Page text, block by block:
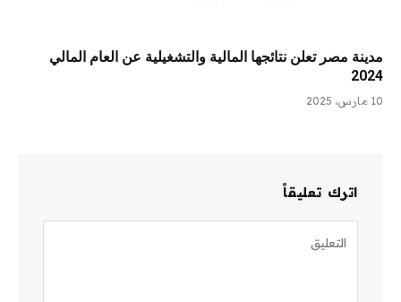
مدينة مصر تعلن نتائجها المالية والتشغيلية عن العام المالي
2024
10 مارس، 2025
اترك تعليقاً